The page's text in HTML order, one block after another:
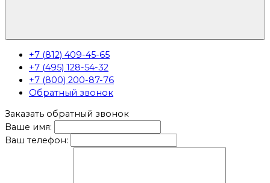
+7 (812) 409-45-65
+7 (495) 128-54-32
+7 (800) 200-87-76
Обратный звонок
Заказать обратный звонок
Ваше имя:
Ваш телефон: